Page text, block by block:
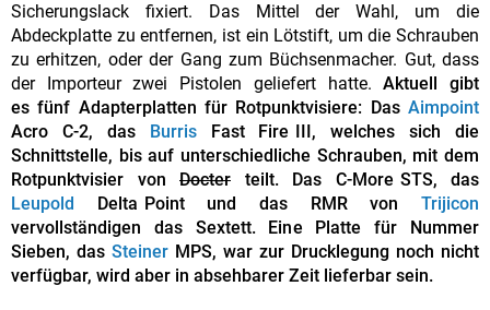
Sicherungslack fixiert. Das Mittel der Wahl, um die
Abdeckplatte zu entfernen, ist ein Lötstift, um die Schrauben
zu erhitzen, oder der Gang zum Büchsenmacher. Gut, dass
der Importeur zwei Pistolen geliefert hatte.Aktuell gibt
es fünf Adapterplatten für Rotpunktvisiere: Das Aimpoint
Acro C-2, das
BurrisFast Fire III, welches sich die
Schnittstelle, bis auf unterschiedliche Schrauben, mit dem
Rotpunktvisier von Docter teilt. Das C-More STS, das
Leupold
Delta Point und das RMR von Trijicon
vervollständigen das Sextett. Eine Platte für Nummer
Sieben, das Steiner MPS, war zur Drucklegung noch nicht
verfügbar, wird aber in absehbarer Zeit lieferbar sein.